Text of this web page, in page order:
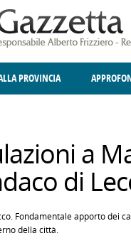
PROVINCIA
a
di
Fondamentale apporto dei
della città.